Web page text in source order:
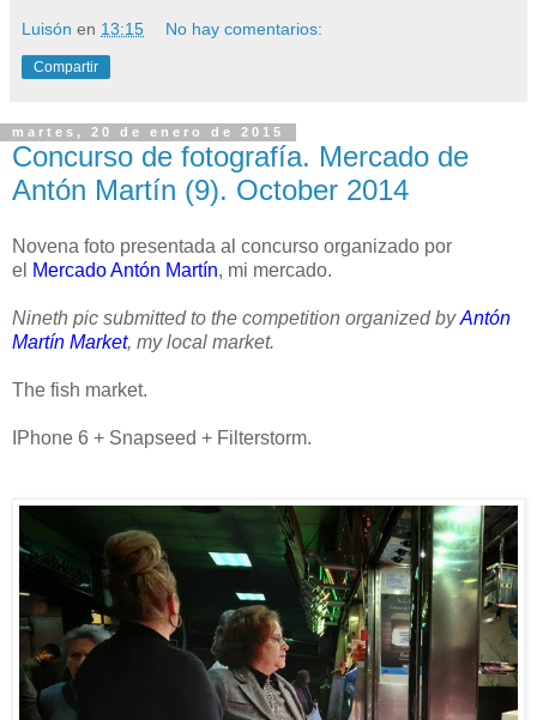
Luisón en 13:15 No hay comentarios:
Compartir
martes, 20 de enero de 2015
Concurso de fotografía. Mercado de
Antón Martín (9). October 2014
Novena foto presentada al concurso organizado por
el Mercado Antón Martín, mi mercado.
Nineth pic submitted to the competition organized byAntón
Martín Market, my local market.
The fish market.
IPhone 6 + Snapseed + Filterstorm.